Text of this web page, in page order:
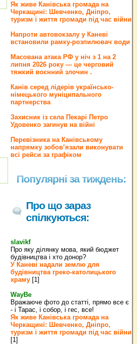
Як живе Канівська громада на
Черкащині: Шевченко, Дніпро,
туризм і життя громади під час війни
Напроти автовокзалу у Каневі
встановили рамку-розпилювач води
Масована атака РФ у ніч з 1 на 2
липня 2026 року — це черговий
тяжкий воєнний злочин .
Канів серед лідерів українсько-
німецького муніципального
партнерства
Захисник із села Пекарі Петро
Удовенко загинув на війні
Перевізника на Канівському
напрямку зобов’язали виконувати
всі рейси за графіком
Популярні за тиждень:
Про що зараз
спілкуються:
slavikf
Про яку ділянку мова, який бюджет
будівництва і хто донор?
У Каневі надали землю для
будівництва греко‐католицького
храму [1]
WayBe
Вражаюче фото до статті, прямо все є
- і Тарас, і собор, і гес, все!
Як живе Канівська громада на
Черкащині: Шевченко, Дніпро,
туризм і життя громади під час війни
[1]